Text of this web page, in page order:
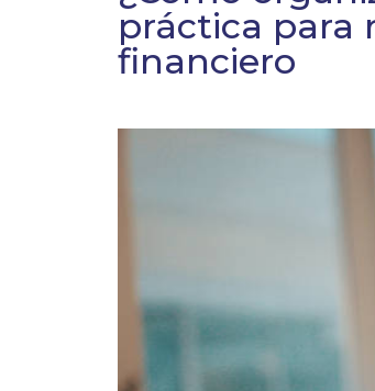
práctica para
financiero